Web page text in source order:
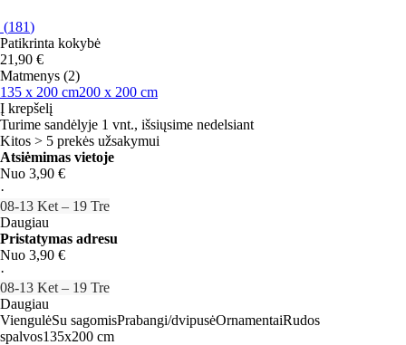
(181)
Patikrinta kokybė
21,90 €
Matmenys (2)
135 x 200 cm200 x 200 cm
Į krepšelį
Turime sandėlyje 1 vnt., išsiųsime nedelsiant
Kitos > 5 prekės užsakymui
Atsiėmimas vietoje
Nuo 3,90 €
·
08‑13 Ket – 19 Tre
Daugiau
Pristatymas adresu
Nuo 3,90 €
·
08‑13 Ket – 19 Tre
Daugiau
ViengulėSu sagomisPrabangi/dvipusėOrnamentaiRudos
spalvos135x200 cm